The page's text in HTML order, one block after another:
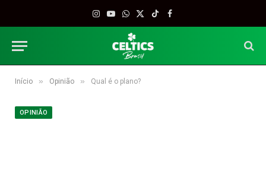
Instagram
YouTube
WhatsApp
X
TikTokFacebook
Início » Opinião » Qual é o plano?
OPINIÃO